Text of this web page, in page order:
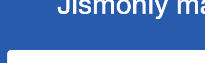
Jismoniy